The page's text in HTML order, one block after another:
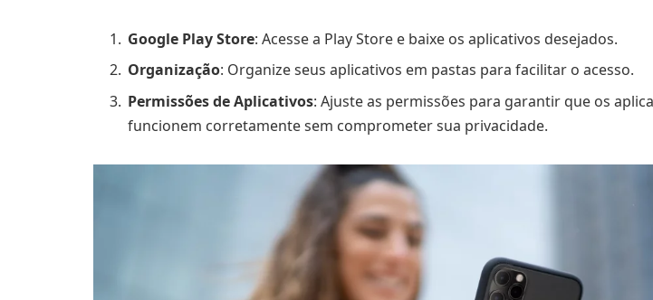
Google Play Store: Acesse a Play Store e baixe os aplicativos desejados.
Organização: Organize seus aplicativos em pastas para facilitar o acesso.
Permissões de Aplicativos: Ajuste as permissões para garantir que os
funcionem corretamente sem comprometer sua privacidade.